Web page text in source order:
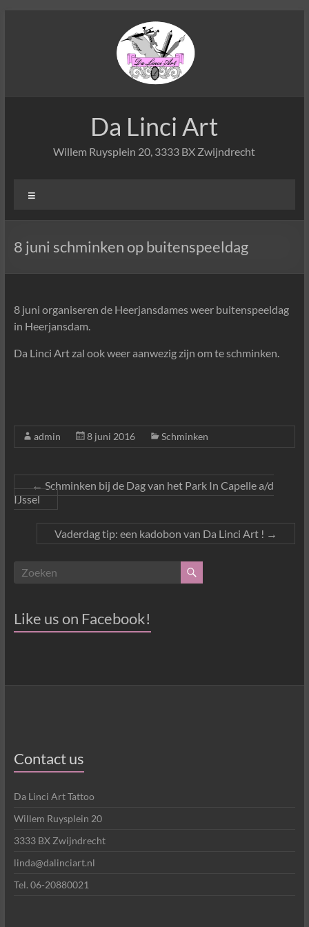
Da Linci Art
Willem Ruysplein 20, 3333 BX Zwijndrecht
8 juni schminken op buitenspeeldag
8 juni organiseren de Heerjansdames weer buitenspeeldag
in Heerjansdam.
Da Linci Art zal ook weer aanwezig zijn om te schminken.
admin 8 juni 2016 Schminken
←Schminken bij de Dag van het Park In Capelle a/d
IJssel
Vaderdag tip: een kadobon van Da Linci Art ! →
Like us on Facebook!
Contact us
Da Linci Art Tattoo
Willem Ruysplein 20
3333 BX Zwijndrecht
linda@dalinciart.nl
Tel. 06-20880021